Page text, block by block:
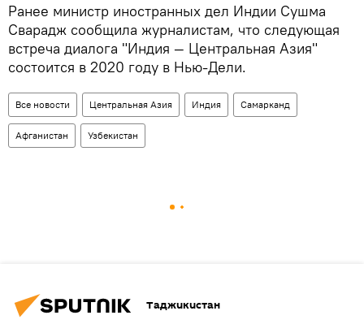
Ранее министр иностранных дел Индии Сушма
Сварадж сообщила журналистам, что следующая
встреча диалога "Индия — Центральная Азия"
состоится в 2020 году в Нью-Дели.
Все новости Центральная Азия Индия Самарканд
Афганистан Узбекистан
Таджикистан